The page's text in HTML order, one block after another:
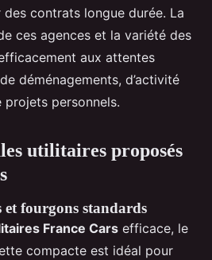
contrats longue durée. La
ces agences et la variété des
aux attentes
déménagements, d’activité
personnels.
utilitaires proposés
et fourgons standards
France Cars efficace, le
compacte est idéal pour